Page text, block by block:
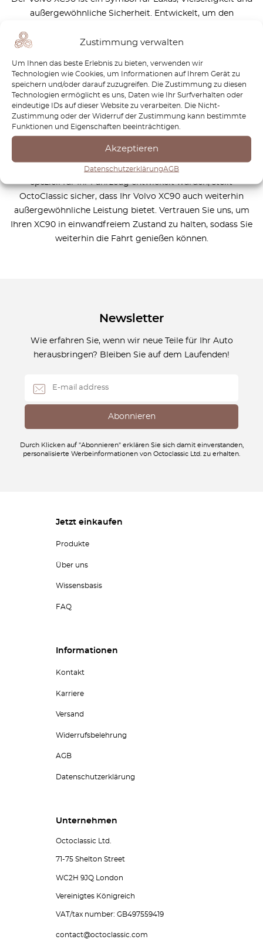
Zustimmung verwalten
Um Ihnen das beste Erlebnis zu bieten, verwenden wir
Technologien wie Cookies, um Informationen auf Ihrem Gerät zu
speichern und/oder darauf zuzugreifen. Die Zustimmung zu diesen
Technologien ermöglicht es uns, Daten wie Ihr Surfverhalten oder
eindeutige IDs auf dieser Website zu verarbeiten. Die Nicht-
Zustimmung oder der Widerruf der Zustimmung kann bestimmte
Funktionen und Eigenschaften beeinträchtigen.
Akzeptieren
DatenschutzerklärungAGB
außergewöhnliche Sicherheit. Entwickelt, um den
er geräumige Innenräume, fortschrittliche
der Stadt oder auf langen Reisen, der XC90 sorgt für ein
komfortables und reibungsloses Fahrerlebnis. Bei
OctoClassic sind wir leidenschaftlich darum bemüht, das
Erbe herausragender Fahrzeuge wie des Volvo XC90 zu
bewahren. Unser Engagement für die Bereitstellung
die Sicherheit zu erhalten, die den XC90 zu einer wahren
Ikone machen. Mit präzisionsgefertigten Komponenten, die
speziell für Ihr Fahrzeug entwickelt wurden, stellt
OctoClassic sicher, dass Ihr Volvo XC90 auch weiterhin
außergewöhnliche Leistung bietet. Vertrauen Sie uns, um
Ihren XC90 in einwandfreiem Zustand zu halten, sodass Sie
weiterhin die Fahrt genießen können.
Newsletter
Wie erfahren Sie, wenn wir neue Teile für Ihr Auto
herausbringen? Bleiben Sie auf dem Laufenden!
Durch Klicken auf "Abonnieren" erklären Sie sich damit einverstanden,
personalisierte Werbeinformationen von Octoclassic Ltd. zu erhalten.
Jetzt einkaufen
Produkte
Über uns
Wissensbasis
FAQ
Informationen
Kontakt
Karriere
Versand
Widerrufsbelehrung
AGB
Datenschutzerklärung
Unternehmen
Octoclassic Ltd.
71-75 Shelton Street
WC2H 9JQ London
Vereinigtes Königreich
VAT/tax number: GB497559419
contact@octoclassic.com